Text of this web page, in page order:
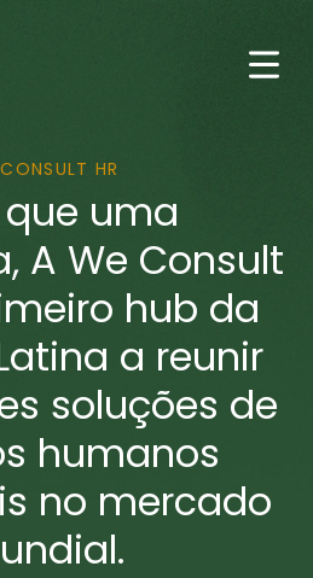
HR
uma
A We Consult
hub da
a reunir
soluções de
humanos
no mercado